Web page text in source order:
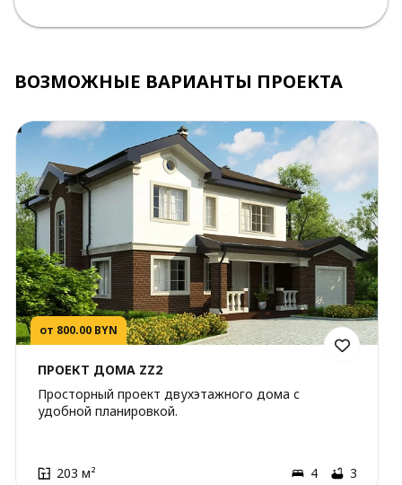
ВОЗМОЖНЫЕ ВАРИАНТЫ ПРОЕКТА
от 800.00 BYN
ПРОЕКТ ДОМА ZZ2
Просторный проект двухэтажного дома с
удобной планировкой.
203 м² 4 3